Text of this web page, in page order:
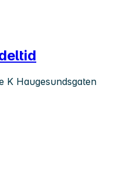
K Haugesundsgaten